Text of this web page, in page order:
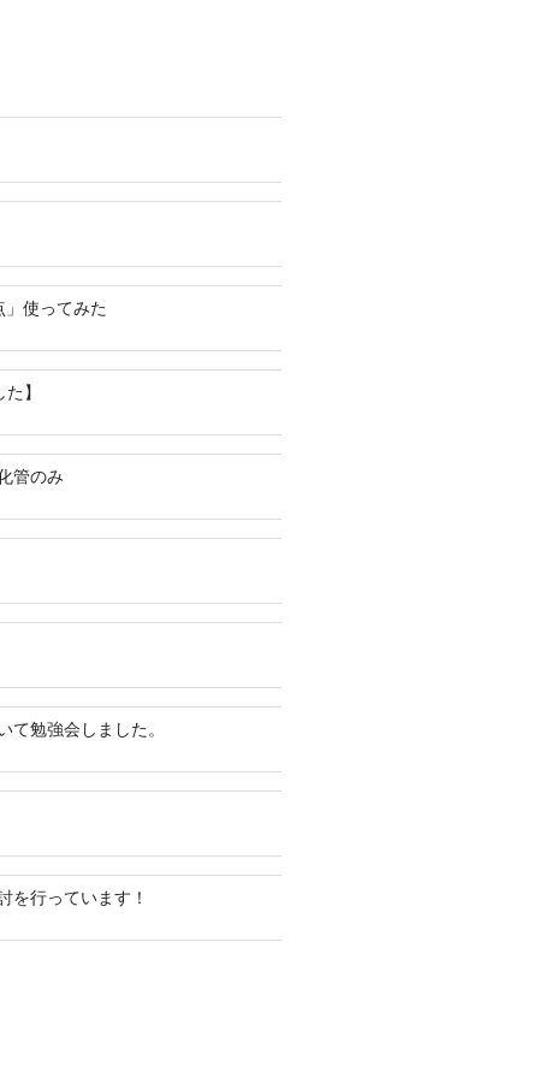
」使ってみた
】
管のみ
て勉強会しました。
を行っています！